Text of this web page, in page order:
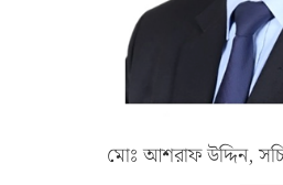
মোঃ আশরাফ উদ্দিন,